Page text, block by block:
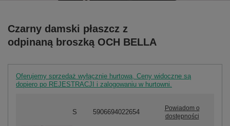
Czarny damski płaszcz z
odpinaną broszką OCH BELLA
Oferujemy sprzedaż wyłącznie hurtową. Ceny widoczne są
dopiero po REJESTRACJI i zalogowaniu w hurtowni.
S 5906694022654
Powiadom o
dostępności